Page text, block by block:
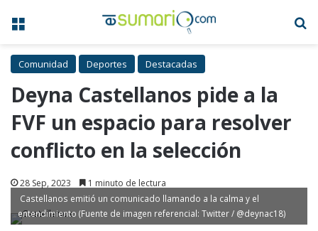
Menú
Comunidad Deportes Destacadas
Deyna Castellanos pide a la
FVF un espacio para resolver
conflicto en la selección
28 Sep, 2023 1 minuto de lectura
Castellanos emitió un comunicado llamando a la calma y el
entendimiento (Fuente de imagen referencial: Twitter / @deynac18)